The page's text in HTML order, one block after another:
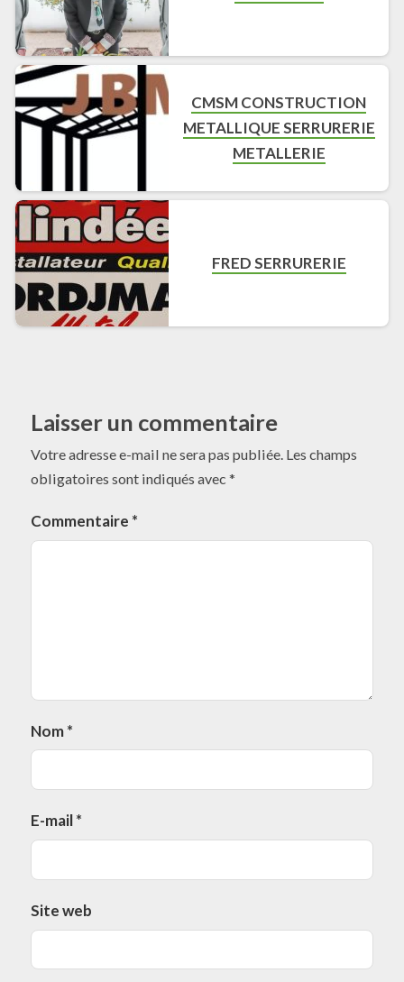
CMSM CONSTRUCTION
METALLIQUE SERRURERIE
METALLERIE
FRED SERRURERIE
Laisser un commentaire
Votre adresse e-mail ne sera pas publiée. Les champs
obligatoires sont indiqués avec *
Commentaire *
Nom*
E-mail*
Site web